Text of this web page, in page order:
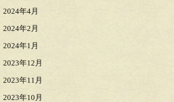
2024年4月
2024年2月
2024年1月
2023年12月
2023年11月
2023年10月